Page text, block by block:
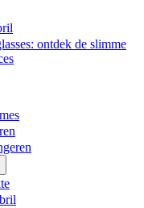
ontdek de slimme